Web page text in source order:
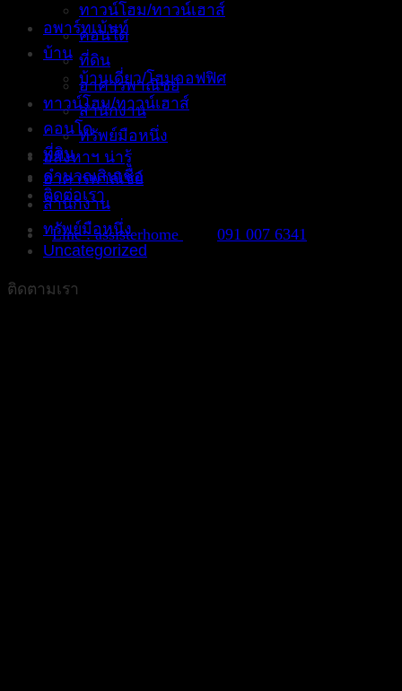
ทาวน์โฮม/ทาวน์เฮาส์
คอนโด
ที่ดิน
อาคารพาณิชย์
สำนักงาน
ทรัพย์มือหนึ่ง
อสังหาฯ น่ารู้
คำนวณสินเชื่อ
ติดต่อเรา
Line : assisterhome 091 007 6341
อพาร์ทเม้นท์
บ้าน
บ้านเดี่ยว/โฮมออฟฟิศ
ทาวน์โฮม/ทาวน์เฮาส์
คอนโด
ที่ดิน
อาคารพาณิชย์
สำนักงาน
ทรัพย์มือหนึ่ง
Uncategorized
ติดตามเรา